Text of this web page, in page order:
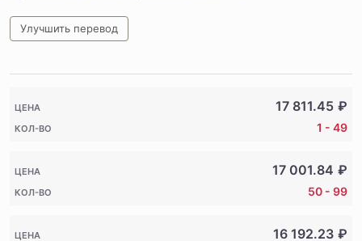
Улучшить перевод
ЦЕНА 17 811.45 ₽
КОЛ-ВО 1 - 49
ЦЕНА 17 001.84 ₽
КОЛ-ВО 50 - 99
ЦЕНА 16 192.23 ₽